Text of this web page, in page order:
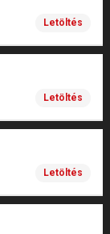
Letöltés
Letöltés
Letöltés